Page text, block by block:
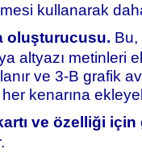
kullanarak
oluşturucusu. Bu,
altyazı metinleri
ve 3-B grafik
kenarına
ve özelliği